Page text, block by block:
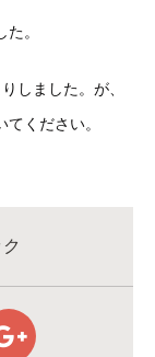
。
しました。が、
ください。